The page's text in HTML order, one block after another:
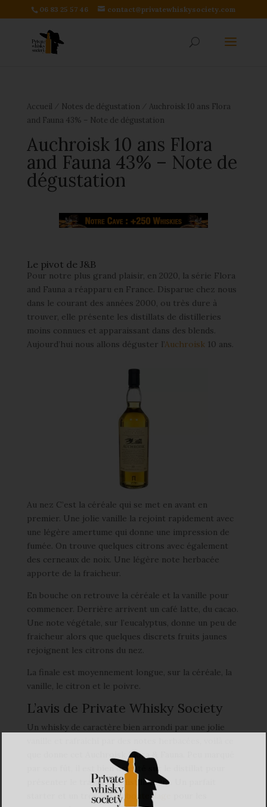
06 83 25 57 46 contact@privatewhiskysociety.com
Accueil Notes de dégustation
Auchroisk 10 ans Flora
and Fauna 43% – Note de dégustation
Auchroisk 10 ans Flora
and Fauna 43% – Note de
dégustation
Le pivot de J&B
Pour notre plus grand plaisir, en 2020, la série Flora
and Fauna a réapparu en France. Disparue chez nous
dans le courant des années 2000, ou très dure à
trouver, elle présente les distillats de distilleries
moins connues et apparaissant dans des blends.
Aujourd’hui nous allons déguster l’Auchroisk10 ans.
Au nez C’est la céréale qui se met en avant en
premier. Une jolie vanille la rejoint rapidement avec
une légère amertume qui donne une impression de
fumée. On trouve quelques citrons avec également
des cerneaux de noix. Une légère note herbacée
apporte de la fraicheur.
En bouche on retrouve la céréale et la vanille pour
commencer. Derrière arrivent un café latte, du cacao.
Une note végétale, sur l’eucalyptus, donne un peu de
fraicheur alors que quelques discrets fruits jaunes
rejoignent les citrons du nez.
La finale est moyennement longue, sur la céréale, la
vanille, le citron et le poivre.
L’avis de Private Whisky Society
Un whisky de caractère bien arrondi par une jolie
que donne cet Auchroisk Flora & Fauna. Peu marqué
par son fût, il est bien orienté sur le distillat pour
présenter le travail des distillateurs. Un parfait
starter et un très joliembouteillage